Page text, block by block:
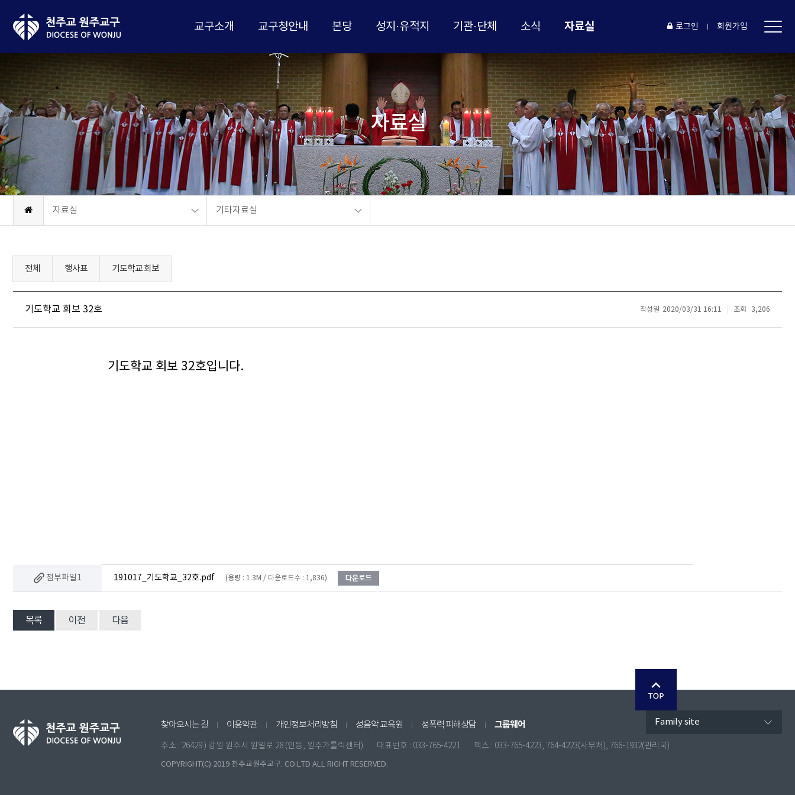
교구소개 교구청안내 본당 성지·유적지 기관·단체 소식 자료실 로그인 회원가입
자료실
자료실 기타자료실
전체 행사표 기도학교 회보
기도학교 회보 32호 작성일 2020/03/31 16:11 조회 3,206
기도학교 회보 32호입니다.
첨부파일1 191017_기도학교_32호.pdf (용량 : 1.3M / 다운로드수 : 1,836)
목록 이전 다음
찾아오시는 길 이용약관 개인정보처리방침 성음악 교육원 성폭력 피해상담 그룹웨어
주소 : 26429 ) 강원 원주시 원일로 28 (인동, 원주가톨릭센터) 대표번호 : 033-765-4221 팩스 : 033-765-4223, 764-4223(사무처), 766-1932(관리국)
COPYRIGHT(C) 2019 천주교원주교구. CO.LTD ALL RIGHT RESERVED.
Family site